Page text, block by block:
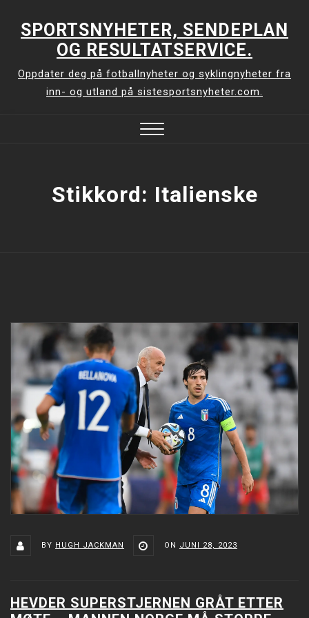
SPORTSNYHETER, SENDEPLAN
OG RESULTATSERVICE.
Oppdater deg på fotballnyheter og syklingnyheter fra
inn- og utland på sistesportsnyheter.com.
Stikkord: Italienske
BY HUGH JACKMAN ON JUNI 28, 2023
HEVDER SUPERSTJERNEN GRÅT ETTER